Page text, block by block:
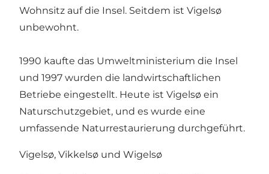
Wohnsitz auf die Insel. Seitdem ist Vigelsø
unbewohnt.
1990 kaufte das Umweltministerium die Insel
und 1997 wurden die landwirtschaftlichen
Betriebe eingestellt. Heute ist Vigelsø ein
Naturschutzgebiet, und es wurde eine
umfassende Naturrestaurierung durchgeführt.
Vigelsø, Vikkelsø und Wigelsø